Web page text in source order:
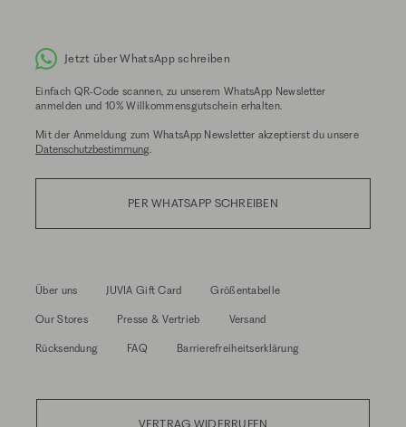
Jetzt über WhatsApp schreiben
Einfach QR-Code scannen, zu unserem WhatsApp Newsletter
anmelden und 10% Willkommensgutschein erhalten.
Mit der Anmeldung zum WhatsApp Newsletter akzeptierst du unsere
Datenschutzbestimmung
PER WHATSAPP SCHREIBEN
Über uns JUVIA Gift Card Größentabelle
Our Stores Presse & Vertrieb Versand
Rücksendung FAQ Barrierefreiheitserklärung
VERTRAG WIDERRUFEN